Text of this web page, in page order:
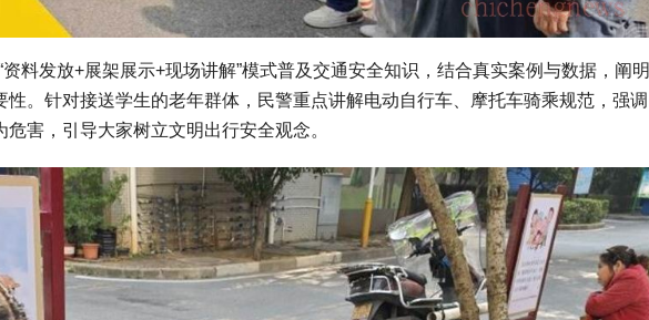
料发放+展架展示+现场讲解”模式普及交通安全知识，结合真实案例与数据，阐明
性。针对接送学生的老年群体，民警重点讲解电动自行车、摩托车骑乘规范，强调
害，引导大家树立文明出行安全观念。